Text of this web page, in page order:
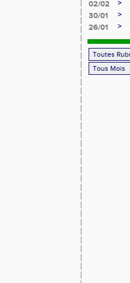
02/02
>
30/01
>
26/01
>